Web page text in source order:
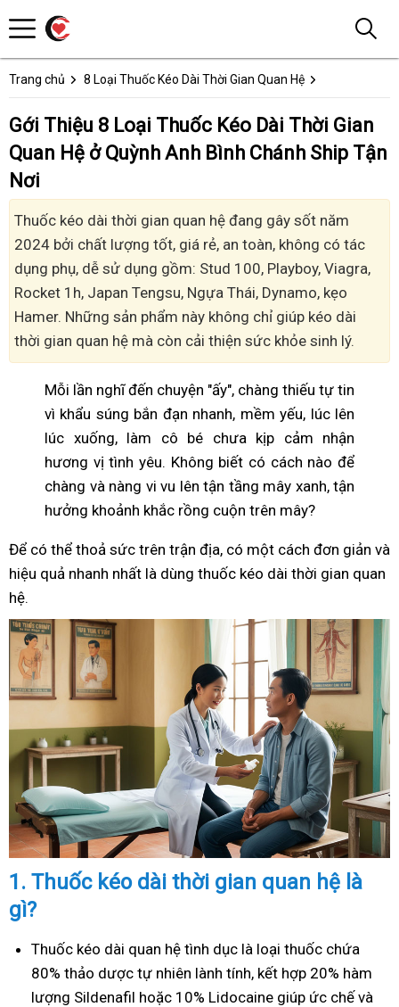
Trang chủ 8 Loại Thuốc Kéo Dài Thời Gian Quan Hệ
Gới Thiệu 8 Loại Thuốc Kéo Dài Thời Gian
Quan Hệ ở Quỳnh Anh Bình Chánh Ship Tận
Nơi
Thuốc kéo dài thời gian quan hệ đang gây sốt năm
2024 bởi chất lượng tốt, giá rẻ, an toàn, không có tác
dụng phụ, dễ sử dụng gồm: Stud 100, Playboy, Viagra,
Rocket 1h, Japan Tengsu, Ngựa Thái, Dynamo, kẹo
Hamer. Những sản phẩm này không chỉ giúp kéo dài
thời gian quan hệ mà còn cải thiện sức khỏe sinh lý.
Mỗi lần nghĩ đến chuyện "ấy", chàng thiếu tự tin
vì khẩu súng bắn đạn nhanh, mềm yếu, lúc lên
lúc xuống, làm cô bé chưa kịp cảm nhận
hương vị tình yêu. Không biết có cách nào để
chàng và nàng vi vu lên tận tầng mây xanh, tận
hưởng khoảnh khắc rồng cuộn trên mây?
Để có thể thoả sức trên trận địa, có một cách đơn giản và
hiệu quả nhanh nhất là dùng thuốc kéo dài thời gian quan
hệ.
1. Thuốc kéo dài thời gian quan hệ là
gì?
Thuốc kéo dài quan hệ tình dục là loại thuốc chứa
80% thảo dược tự nhiên lành tính, kết hợp 20% hàm
lượng Sildenafil hoặc 10% Lidocaine giúp ức chế và